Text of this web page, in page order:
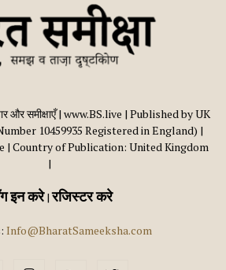
और समीक्षाएँ | www.BS.live | Published by UK
10459935 Registered in England) |
| Country of Publication: United Kingdom
|
इन करे|रजिस्टर करे
Info@BharatSameeksha.com